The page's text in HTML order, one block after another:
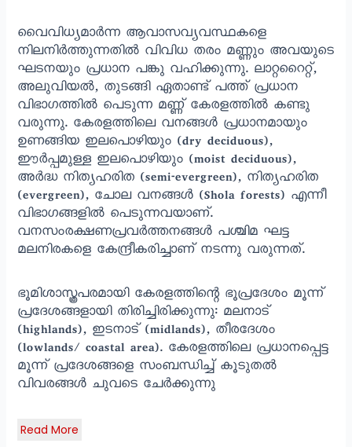
വൈവിധ്യമാർന്ന ആവാസവ്യവസ്ഥകളെ
നിലനിര്‍ത്തുന്നതില്‍ വിവിധ തരം മണ്ണും അവയുടെ
ഘടനയും പ്രധാന പങ്കു വഹിക്കുന്നു. ലാറ്ററൈറ്റ്,
അലുവിയൽ, തുടങ്ങി ഏതാണ്ട് പത്ത് പ്രധാന
വിഭാഗത്തില്‍ പെടുന്ന മണ്ണ് കേരളത്തില്‍ കണ്ടു
വരുന്നു. കേരളത്തിലെ വനങ്ങള്‍ പ്രധാനമായും
ഉണങ്ങിയ ഇലപൊഴിയും (dry deciduous),
ഈർപ്പമുള്ള ഇലപൊഴിയും (moist deciduous),
അർദ്ധ നിത്യഹരിത (semi-evergreen), നിത്യഹരിത
(evergreen), ചോല വനങ്ങള്‍ (Shola forests) എന്നീ
വിഭാഗങ്ങളില്‍ പെടുന്നവയാണ്.
വനസംരക്ഷണപ്രവര്‍ത്തനങ്ങള്‍ പശ്ചിമ ഘട്ട
മലനിരകളെ കേന്ദ്രീകരിച്ചാണ് നടന്നു വരുന്നത്.
ഭൂമിശാസ്ത്രപരമായി കേരളത്തിന്റെ ഭൂപ്രദേശം മൂന്ന്
പ്രദേശങ്ങളായി തിരിച്ചിരിക്കുന്നു: മലനാട്
(highlands), ഇടനാട്‌ (midlands), തീരദേശം
(lowlands/ coastal area). കേരളത്തിലെ പ്രധാനപ്പെട്ട
മൂന്ന് പ്രദേശങ്ങളെ സംബന്ധിച്ച് കൂടുതല്‍
വിവരങ്ങള്‍ ചുവടെ ചേര്‍ക്കുന്നു
Read More